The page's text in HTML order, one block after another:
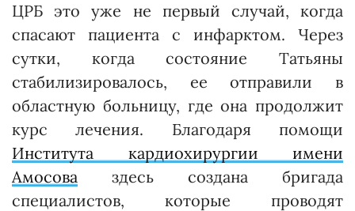
ЦРБ это уже не первый случай, когда
спасают пациента с инфарктом. Через
сутки, когда состояние Татьяны
стабилизировалось, ее отправили в
областную больницу, где она продолжит
курс лечения. Благодаря помощи
Института кардиохирургии имени
Амосова здесь создана бригада
специалистов, которые проводят